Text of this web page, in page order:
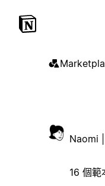
Naomi
16 個範